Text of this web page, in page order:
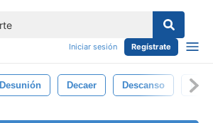
Iniciar sesión Regístrate
Desunión Decaer Descanso